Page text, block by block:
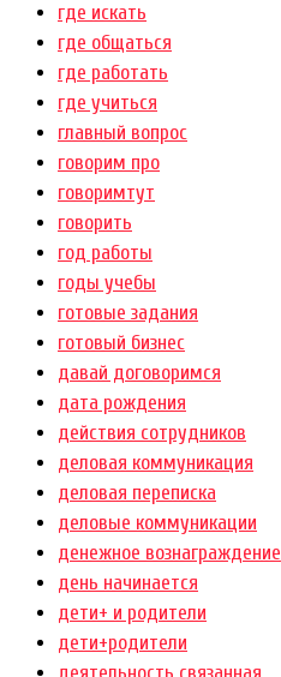
где искать
где общаться
где работать
где учиться
главный вопрос
говорим про
говоримтут
говорить
год работы
годы учебы
готовые задания
готовый бизнес
давай договоримся
дата рождения
действия сотрудников
деловая коммуникация
деловая переписка
деловые коммуникации
денежное вознаграждение
день начинается
дети+ и родители
дети+родители